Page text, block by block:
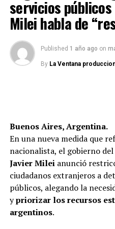
“La fuerza de los vientos
comparar con la de un
5,aunque su impacto es
web oficial Cubadebate en
Bangkok cierra más de
de calidad de aire
DON'T MISS
Bloqueo de 11.000 millones
la rotura del Dique en Brasil
servicios
Milei habla de
Published 1 año ago on
By La Ventana
Buenos Aires, Argentina.
En una nueva medida que
nacionalista, el gobierno
Javier Mileianunció
ciudadanos extranjeros a
públicos, alegando la
ypriorizar los recursos
argentinos.